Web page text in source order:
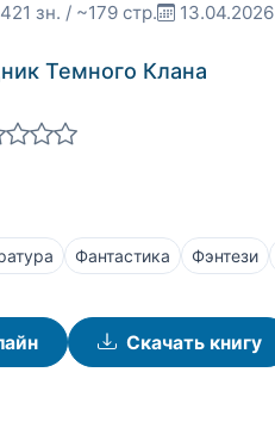
зн. / ~179 стр. 13.04.2026
Темного Клана
Фантастика Фэнтези
Скачать книгу